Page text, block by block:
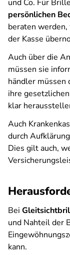
und Co. Für
persönlichen
beraten
der Kasse
Auch über die
müssen sie
händler müssen
ihre
klar
Auch
durch
Dies gilt auch,
Bei
und Nahteil der
kann.